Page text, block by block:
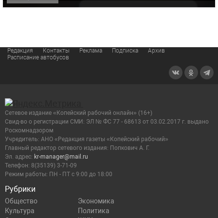
Редакция Контакты Реклама Подписка
Архив
Расписание автобусов
Рубрики
Общество
Экономика
Культура
Политика
Сетевое издание «Копейский рабочий онлайн» (16+)
Cвид-во о регистрации СМИ: ЭЛ № ФС 77 - 68613 от 03.02.2017 г. выдано
Роскомнадзором
Учредитель: АНО «Редакция газеты «Копейский рабочий»
Главный редактор сетевого издания: Попкович А. Г.
Эл. адрес: kr-manager@mail.ru
Телефон: 8(35139) 3-71-09
Режим работы: ПН - ПТ с 9:00 до 18:00